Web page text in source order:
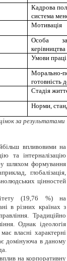
Кадрова
система
Мотивація
Особа
керівництва
Умови праці
Морально-
готовність
Стадія
Норми,
за результатами
впливовими на
та інтерналізацію
шляхом формування
глобалізація,
цінностей
(19,76 %) на
в різних країнах з
Традиційно
Однак ідеологія
власні характерні
домінуюча в даному
на корпоративну